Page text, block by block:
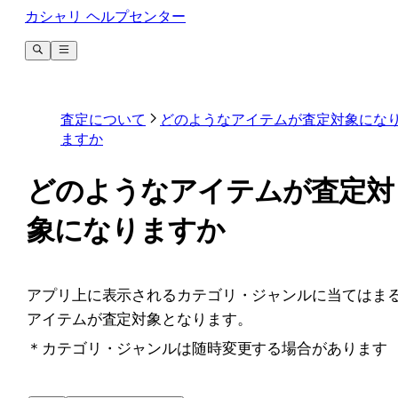
カシャリ ヘルプセンター
査定について
どのようなアイテムが査定対象にな
ますか
どのようなアイテムが査定対
象になりますか
アプリ上に表示されるカテゴリ・ジャンルに当てはま
アイテムが査定対象となります。
＊カテゴリ・ジャンルは随時変更する場合があります